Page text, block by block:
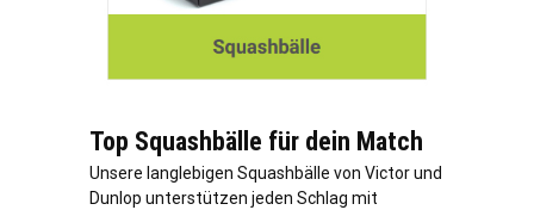
Top Squashbälle für dein Match
Unsere langlebigen Squashbälle von Victor und
Dunlop unterstützen jeden Schlag mit